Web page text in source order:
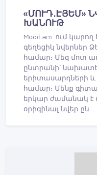
«ՄՈՒԴ․ԷՅԵՄ»
ԽԱՆՈՒԹ
Mood.am-ում
գեղեցիկ նվերներ
համար։ Մեզ մոտ
ընտրանի՝
երիտասարդների և
համար։ Մենք
երկար ժամանակ է
օրիգինալ նվեր ըն